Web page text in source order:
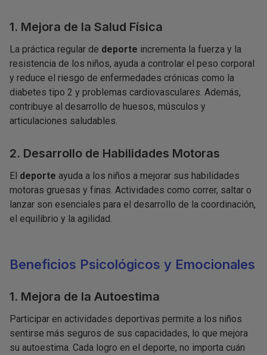
1. Mejora de la Salud Física
La práctica regular de deporte incrementa la fuerza y la
resistencia de los niños, ayuda a controlar el peso corporal
y reduce el riesgo de enfermedades crónicas como la
diabetes tipo 2 y problemas cardiovasculares. Además,
contribuye al desarrollo de huesos, músculos y
articulaciones saludables.
2. Desarrollo de Habilidades Motoras
El deporte ayuda a los niños a mejorar sus habilidades
motoras gruesas y finas. Actividades como correr, saltar o
lanzar son esenciales para el desarrollo de la coordinación,
el equilibrio y la agilidad.
Beneficios Psicológicos y Emocionales
1. Mejora de la Autoestima
Participar en actividades deportivas permite a los niños
sentirse más seguros de sus capacidades, lo que mejora
su autoestima. Cada logro en el deporte, no importa cuán